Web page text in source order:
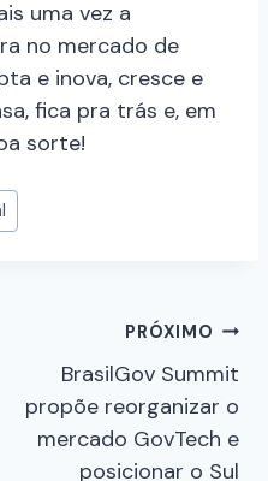
uma vez a
no mercado de
e inova, cresce e
fica pra trás e, em
sorte!
PRÓXIMO
BrasilGov Summit
propõe reorganizar o
mercado GovTech e
posicionar o Sul